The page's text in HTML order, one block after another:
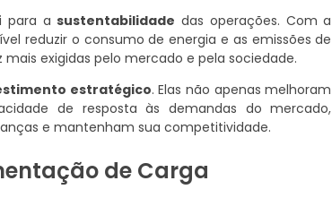
para asustentabilidade das operações. Com a
reduzir o consumo de energia e as emissões de
exigidas pelo mercado e pela sociedade.
estratégico. Elas não apenas melhoram
de resposta às demandas do mercado,
e mantenham sua competitividade.
de Carga